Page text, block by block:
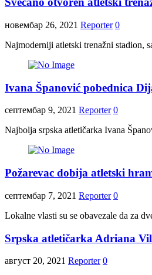
новембар 26, 2021 Reporter 0
Najmoderniji atletski trenažni stadion,
Ivana Španović pobednica
септембар 9, 2021 Reporter 0
Najbolja srpska atletičarka Ivana
Požarevac dobija atletski
септембар 7, 2021 Reporter 0
Lokalne vlasti su se obavezale da za
Srpska atletičarka Adriana
август 20, 2021 Reporter 0